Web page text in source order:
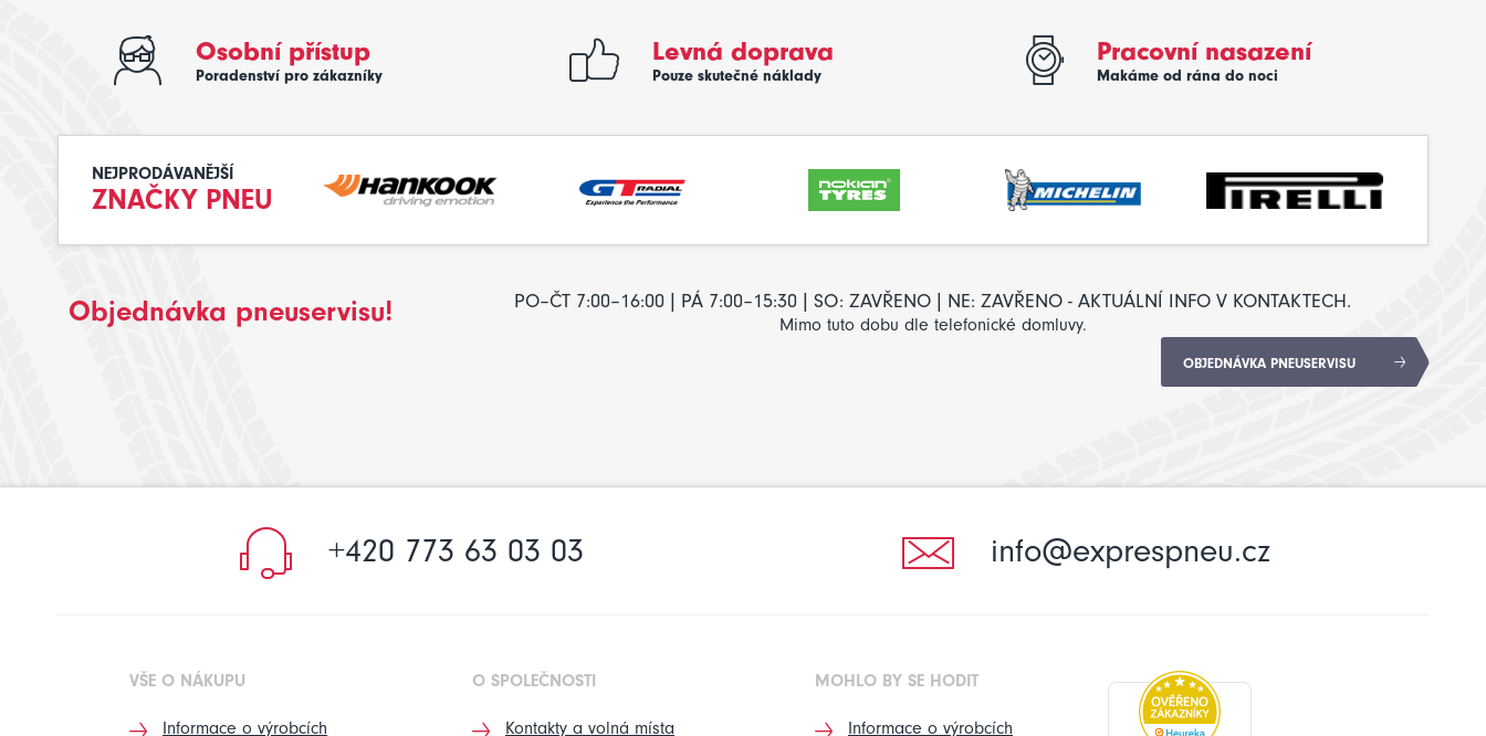
Osobní přístup
Poradenství pro zákazníky
Levná doprava
Pouze skutečné náklady
Pracovní nasazení
Makáme od rána do noci
NEJPRODÁVANĚJŠÍ
ZNAČKY PNEU
Objednávka pneuservisu! PO–ČT 7:00–16:00 | PÁ 7:00–15:30 | SO: ZAVŘENO | NE: ZAVŘENO - AKTUÁLNÍ INFO V KONTAKTECH.
Mimo tuto dobu dle telefonické domluvy.
OBJEDNÁVKA PNEUSERVISU
+420 773 63 03 03 info@exprespneu.cz
VŠE O NÁKUPU
Informace o výrobcích
O SPOLEČNOSTI
Kontakty a volná místa
MOHLO BY SE HODIT
Informace o výrobcích